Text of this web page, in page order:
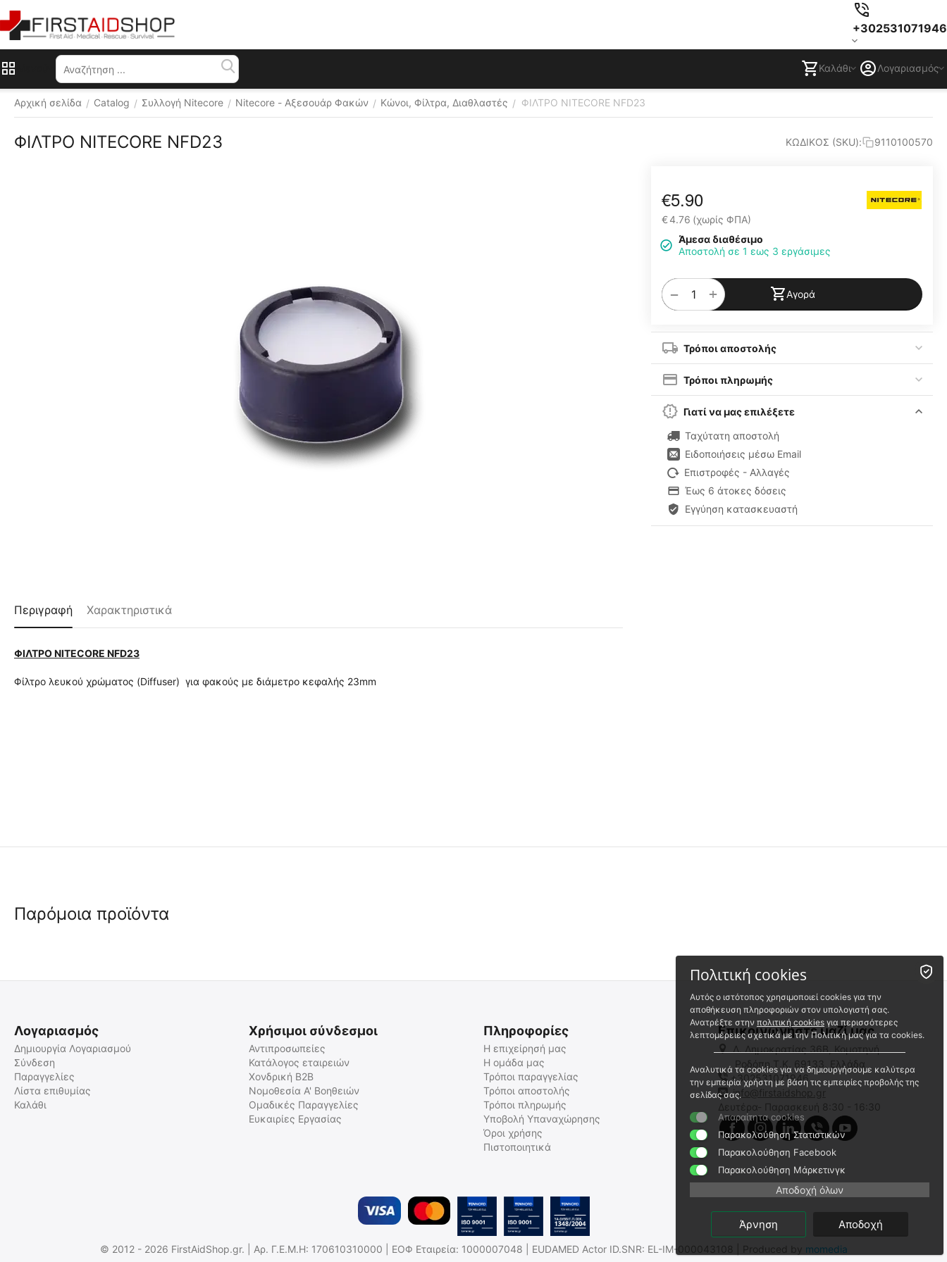
+302531071946
Καλάθι Λογαριασμός
Αρχική σελίδα / Catalog / Συλλογή Nitecore / Nitecore - Αξεσουάρ Φακών / Κώνοι, Φίλτρα, Διαθλαστές / ΦΙΛΤΡΟ NITECORE NFD23
ΦΙΛΤΡΟ NITECORE NFD23 ΚΩΔΙΚΟΣ (SKU): 9110100570
€5.90
€4.76 (χωρίς ΦΠΑ)
Άμεσα διαθέσιμο
Αποστολή σε 1 εως 3 εργάσιμες
+
− Αγορά
Τρόποι αποστολής
Τρόποι πληρωμής
Γιατί να μας επιλέξετε
Ταχύτατη αποστολή
Ειδοποιήσεις μέσω Email
Επιστροφές - Αλλαγές
Έως 6 άτοκες δόσεις
Εγγύηση κατασκευαστή
Περιγραφή Χαρακτηριστικά
ΦΙΛΤΡΟ NITECORE NFD23
Φίλτρο λευκού χρώματος (Diffuser) για φακούς με διάμετρο κεφαλής 23mm
Παρόμοια προϊόντα
ΚΩΝΟΣ ΣΗΜΑΝΣΗΣ ΓΙΑ
ΦΑΚΟΥΣ NITECORE 32mm
9110100755
ΚΩΝΟΣ DIFFUSER ΓΙΑ
ΦΑΚΟΥΣ NITECORE 32mm
Άμεσα διαθέσιμο
9110100567
Άμεσα διαθέσιμο
ΦΙΛΤΡΟ NITECORE NFR32
9110101168
Άμεσα διαθέσιμο
Αποστολή σε 1 εως 3
εργάσιμες
ΦΙΛΤΡΟ NITECORE NFR20
Άμεσα διαθέσιμο
Αποστολή εντός 24 ωρών
(χωρίς ΦΠΑ)
ΦΙΛΤΡΟ NITECORE NFG65
9110101127
Άμεσα διαθέσιμο
Αποστολή σε 1 εως 3
εργάσιμες
€22.92
€18.48(χωρίς ΦΠΑ)
Λογαριασμός
Δημιουργία Λογαριασμού
Σύνδεση
Παραγγελίες
Λίστα επιθυμίας
Καλάθι
Χρήσιμοι σύνδεσμοι
Αντιπροσωπείες
Κατάλογος εταιρειών
Χονδρική B2B
Νομοθεσία Α' Βοηθειών
Ομαδικές Παραγγελίες
Ευκαιρίες Εργασίας
Πληροφορίες
Η επιχείρησή μας
Η ομάδα μας
Τρόποι παραγγελίας
Τρόποι αποστολής
Τρόποι πληρωμής
Υποβολή Υπαναχώρησης
Όροι χρήσης
Πιστοποιητικά
Επικοινωνήστε μαζί μας
Λ. Δημοκρατίας 36Β, Κομοτηνή
Ροδόπη,Τ.Κ. 69133, Ελλάδα
+302531071946
info@firstaidshop.gr
Δευτέρα- Παρασκευή 8:30 - 16:30
© 2012 - 2026 FirstAidShop.gr. | Αρ. Γ.Ε.Μ.Η: 170610310000 | ΕΟΦ Εταιρεία: 1000007048 | EUDAMED Actor ID.SNR: EL-IM-000043108 | Produced by momedia
Πολιτική cookies
Αυτός ο ιστότοπος χρησιμοποιεί cookies για την
αποθήκευση πληροφοριών στον υπολογιστή σας.
Ανατρέξτε στην πολιτική cookies για περισσότερες
λεπτομέρειες σχετικά με την Πολιτική μας για τα cookies.
Αναλυτικά τα cookies για να δημιουργήσουμε καλύτερα
την εμπειρία χρήστη με βάση τις εμπειρίες προβολής της
σελίδας σας.
Απαραίτητα cookies
Παρακολούθηση Στατιστικών
Παρακολούθηση Facebook
Παρακολούθηση Μάρκετινγκ
Αποδοχή όλων
Άρνηση Αποδοχή